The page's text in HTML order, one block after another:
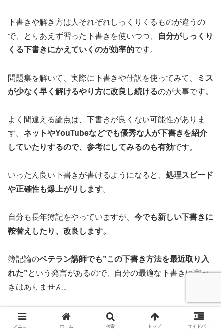
下書きや解き方は人それぞれしっくりくるものが違うの
で、とりあえず習った下書きを使いつつ、
自分がしっくり
くる下書きにかえていくのが効率的です。
問題集を解いて、実際に下書きや仕訳を使ってみて、
ミス
が少なく早く解けるやり方に改良し続けるのが大事です。
よく間違える論点は、下書きが良くない可能性がありま
す。 ネットやYouTubeなどでも優秀な人が下書きを紹介
していたりするので、参考にしてみるのも有効です。
いったん良い下書きが書けるようになると、 処理スピード
や正確性も爆上がりします。
自分も長年簿記をやっていますが、 今でも新しい下書きに
鞍替えしたり、改良します。
簿記論のベテラン講師でも”この下書き方法を最近取り入
れた”という発言があるので、自分の最適な下書きに完ぺ
きはありません。
良い物を思いついたら、試してみてどんどん改良しましょ
う。
メニュー ホーム 検索 トップ サイドバー